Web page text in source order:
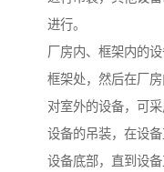
进行。
厂房内、框架内的
框架处，然后在厂房
对室外的设备，可
设备的吊装，在设
设备底部，直到设备